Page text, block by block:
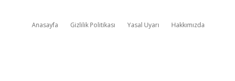
Anasayfa Gizlilik Politikası Yasal Uyarı Hakkımızda